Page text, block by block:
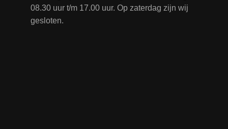
08.30 uur t/m 17.00 uur. Op zaterdag zijn wij
gesloten.